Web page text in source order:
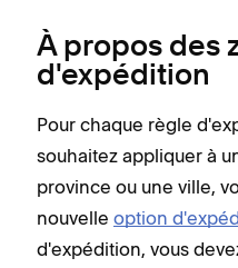
À propos des
d'expédition
Pour chaque règle
souhaitez appliquer à
province ou une ville,
nouvelle option
d'expédition, vous